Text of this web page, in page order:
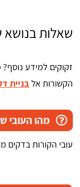
שאלות
זקוקים למידע
הקשורות אלבניית
מהו העובי
עובי הקורות בדקים מסוג